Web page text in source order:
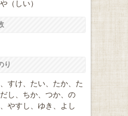
（しい）
り
すけ、たい、たか、た
し、ちか、つか、の
やすし、ゆき、よし